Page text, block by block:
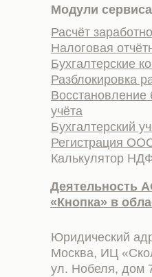
Модули
Расчёт
Налоговая
Бухгалтерские
Разблокировка
Восстановление
учёта
Бухгалтерский
Регистрация
Калькулятор
Деятельность
«Кнопка» в
Юридический
Москва, ИЦ
ул. Нобеля, дом